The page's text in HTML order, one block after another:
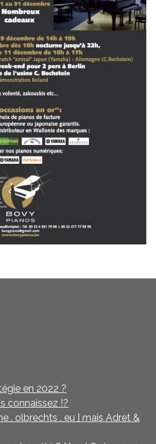
en 2022 ?
connaissez !?
. olbrechts . eu ] mais Adret &